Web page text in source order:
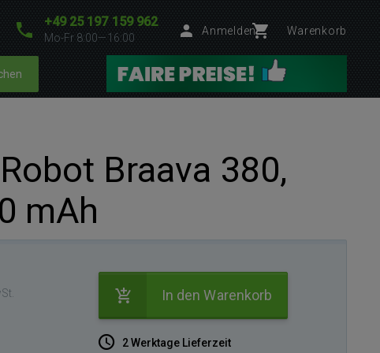
+49 25 197 159 962
Mo-Fr 8:00—16:00
Anmelden Warenkorb
Braava 380,
mAh
In den Warenkorb
2 Werktage Lieferzeit